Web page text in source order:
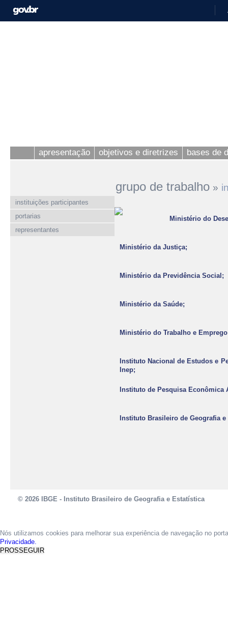
apresentação objetivos e diretrizes bases de
instituições participantes
portarias
representantes
grupo de trabalho »
Ministério do
Ministério da Justiça;
Ministério da Previdência Social;
Ministério da Saúde;
Ministério do Trabalho e
Instituto Nacional de Estudos e
Inep;
Instituto de Pesquisa Econômica
Instituto Brasileiro de Geografia
© 2026 IBGE - Instituto Brasileiro de Geografia e Estatística
Nós utilizamos cookies para melhorar sua experiência de navegação no
Privacidade.
PROSSEGUIR